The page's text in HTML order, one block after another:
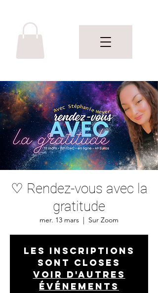
♡ Rendez-vous avec la
gratitude
mer. 13 mars
  |
Sur Zoom
Les inscriptions
sont closes
Voir d'autres
événements